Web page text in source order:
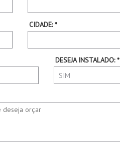
CIDADE: *
DESEJA INSTALADO: *